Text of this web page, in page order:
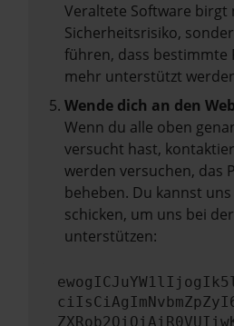
Veraltete Software birgt
Sicherheitsrisiko,
führen, dass bestimmte
mehr unterstützt
Wende dich an den
Wenn du alle oben
versucht hast,
werden versuchen, das
beheben. Du kannst
schicken, um uns bei
unterstützen: